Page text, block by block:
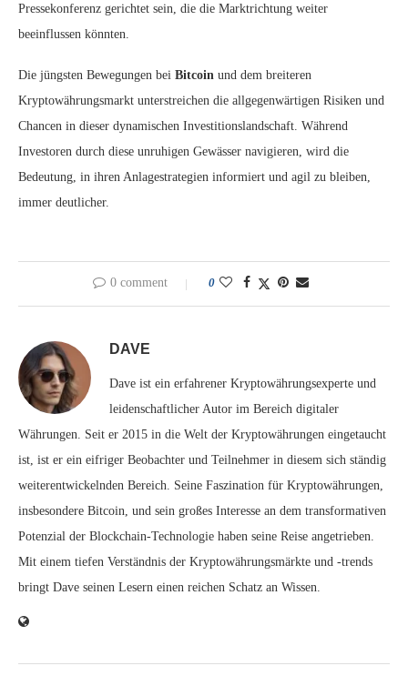
Pressekonferenz gerichtet sein, die die Marktrichtung weiter
beeinflussen könnten.
Die jüngsten Bewegungen bei Bitcoin und dem breiteren
Kryptowährungsmarkt unterstreichen die allgegenwärtigen Risiken und
Chancen in dieser dynamischen Investitionslandschaft. Während
Investoren durch diese unruhigen Gewässer navigieren, wird die
Bedeutung, in ihren Anlagestrategien informiert und agil zu bleiben,
immer deutlicher.
0 comment 0
DAVE
Dave ist ein erfahrener Kryptowährungsexperte und
leidenschaftlicher Autor im Bereich digitaler
Währungen. Seit er 2015 in die Welt der Kryptowährungen eingetaucht
ist, ist er ein eifriger Beobachter und Teilnehmer in diesem sich ständig
weiterentwickelnden Bereich. Seine Faszination für Kryptowährungen,
insbesondere Bitcoin, und sein großes Interesse an dem transformativen
Potenzial der Blockchain-Technologie haben seine Reise angetrieben.
Mit einem tiefen Verständnis der Kryptowährungsmärkte und -trends
bringt Dave seinen Lesern einen reichen Schatz an Wissen.